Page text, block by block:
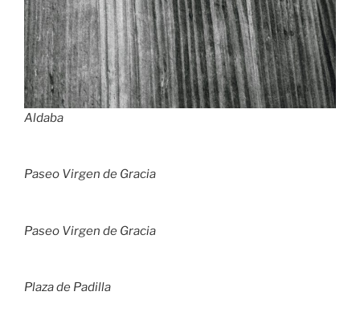
Aldaba
Paseo Virgen de Gracia
Paseo Virgen de Gracia
Plaza de Padilla